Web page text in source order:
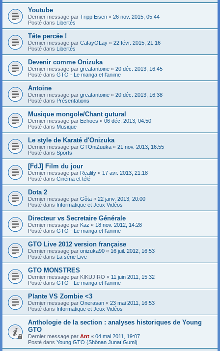
Youtube
Dernier message par Tripp Eisen « 26 nov. 2015, 05:44
Posté dans Libertés
Tête percée !
Dernier message par CafayOLay « 22 févr. 2015, 21:16
Posté dans Libertés
Devenir comme Onizuka
Dernier message par greatantoine « 20 déc. 2013, 16:45
Posté dans GTO - Le manga et l'anime
Antoine
Dernier message par greatantoine « 20 déc. 2013, 16:38
Posté dans Présentations
Musique mongole/Chant gutural
Dernier message par Echoes « 06 déc. 2013, 04:50
Posté dans Musique
Le style de Karaté d'Onizuka
Dernier message par GTOniZuuka « 21 nov. 2013, 16:55
Posté dans Sports
[FdJ] Film du jour
Dernier message par Reality « 17 avr. 2013, 21:18
Posté dans Cinéma et télé
Dota 2
Dernier message par Gôta « 22 janv. 2013, 20:00
Posté dans Informatique et Jeux Vidéos
Directeur vs Secretaire Générale
Dernier message par Kaz « 18 nov. 2012, 14:28
Posté dans GTO - Le manga et l'anime
GTO Live 2012 version française
Dernier message par onizuka90 « 16 juil. 2012, 16:53
Posté dans La série Live
GTO MONSTRES
Dernier message par KIKUJIRO « 11 juin 2011, 15:32
Posté dans GTO - Le manga et l'anime
Plante VS Zombie <3
Dernier message par Onerasan « 23 mai 2011, 16:53
Posté dans Informatique et Jeux Vidéos
Anthologie de la section : analyses historiques de Young
GTO
Dernier message par Ant « 04 mai 2011, 19:07
Posté dans Young GTO (Shônan Junaï Gumi)